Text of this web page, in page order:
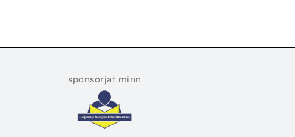
sponsorjat minn